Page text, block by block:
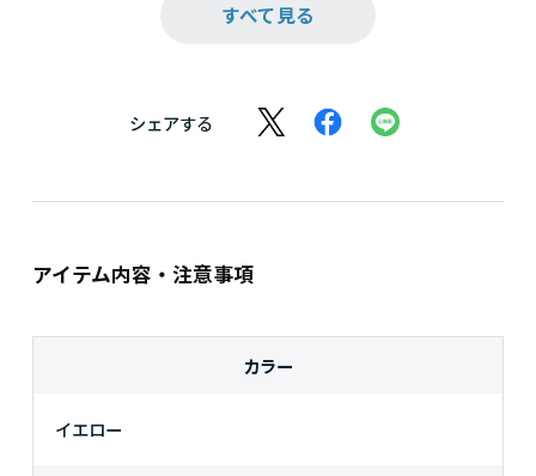
すべて見る
シェアする
アイテム内容・注意事項
カラー
イエロー